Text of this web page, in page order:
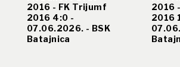
2016 - FK Trijumf
2016 4:0 -
07.06.2026. - BSK
Batajnica
2016
2016